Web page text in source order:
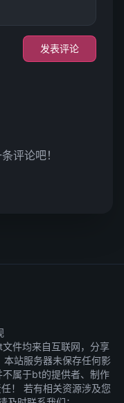
发表评论
评论吧！
件均来自互联网，分享
站服务器未保存任何影
属于bt的提供者、制作
！ 若有相关资源涉及您